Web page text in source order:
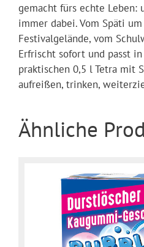
gemacht fürs echte Leben:
immer dabei. Vom Späti
Festivalgelände, vom
Erfrischt sofort und passt in
praktischen 0,5 l Tetra mit
aufreißen, trinken,
Ähnliche